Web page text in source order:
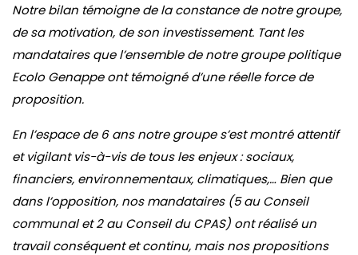
Notre bilan témoigne de la constance de notre groupe,
de sa motivation, de son investissement. Tant les
mandataires que l’ensemble de notre groupe politique
Ecolo Genappe ont témoigné d’une réelle force de
proposition.
En l’espace de 6 ans notre groupe s’est montré attentif
et vigilant vis-à-vis de tous les enjeux : sociaux,
financiers, environnementaux, climatiques,… Bien que
dans l’opposition, nos mandataires (5 au Conseil
communal et 2 au Conseil du CPAS) ont réalisé un
travail conséquent et continu, mais nos propositions